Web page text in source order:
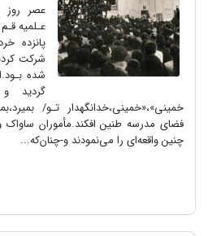
عـلمیه قـم
شرکت
شده
گردید‌ و
خمینی»،«خمینی،خدانگهدار تـو/
فضای مدرسه طنین افکند.مأموران ساواک و
چنین واقعه‌ای را می‌نمودند و-چنان‌که...